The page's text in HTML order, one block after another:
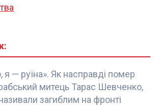
я — руїна». Як насправді помер
митець Тарас Шевченко,
загиблим на фронті